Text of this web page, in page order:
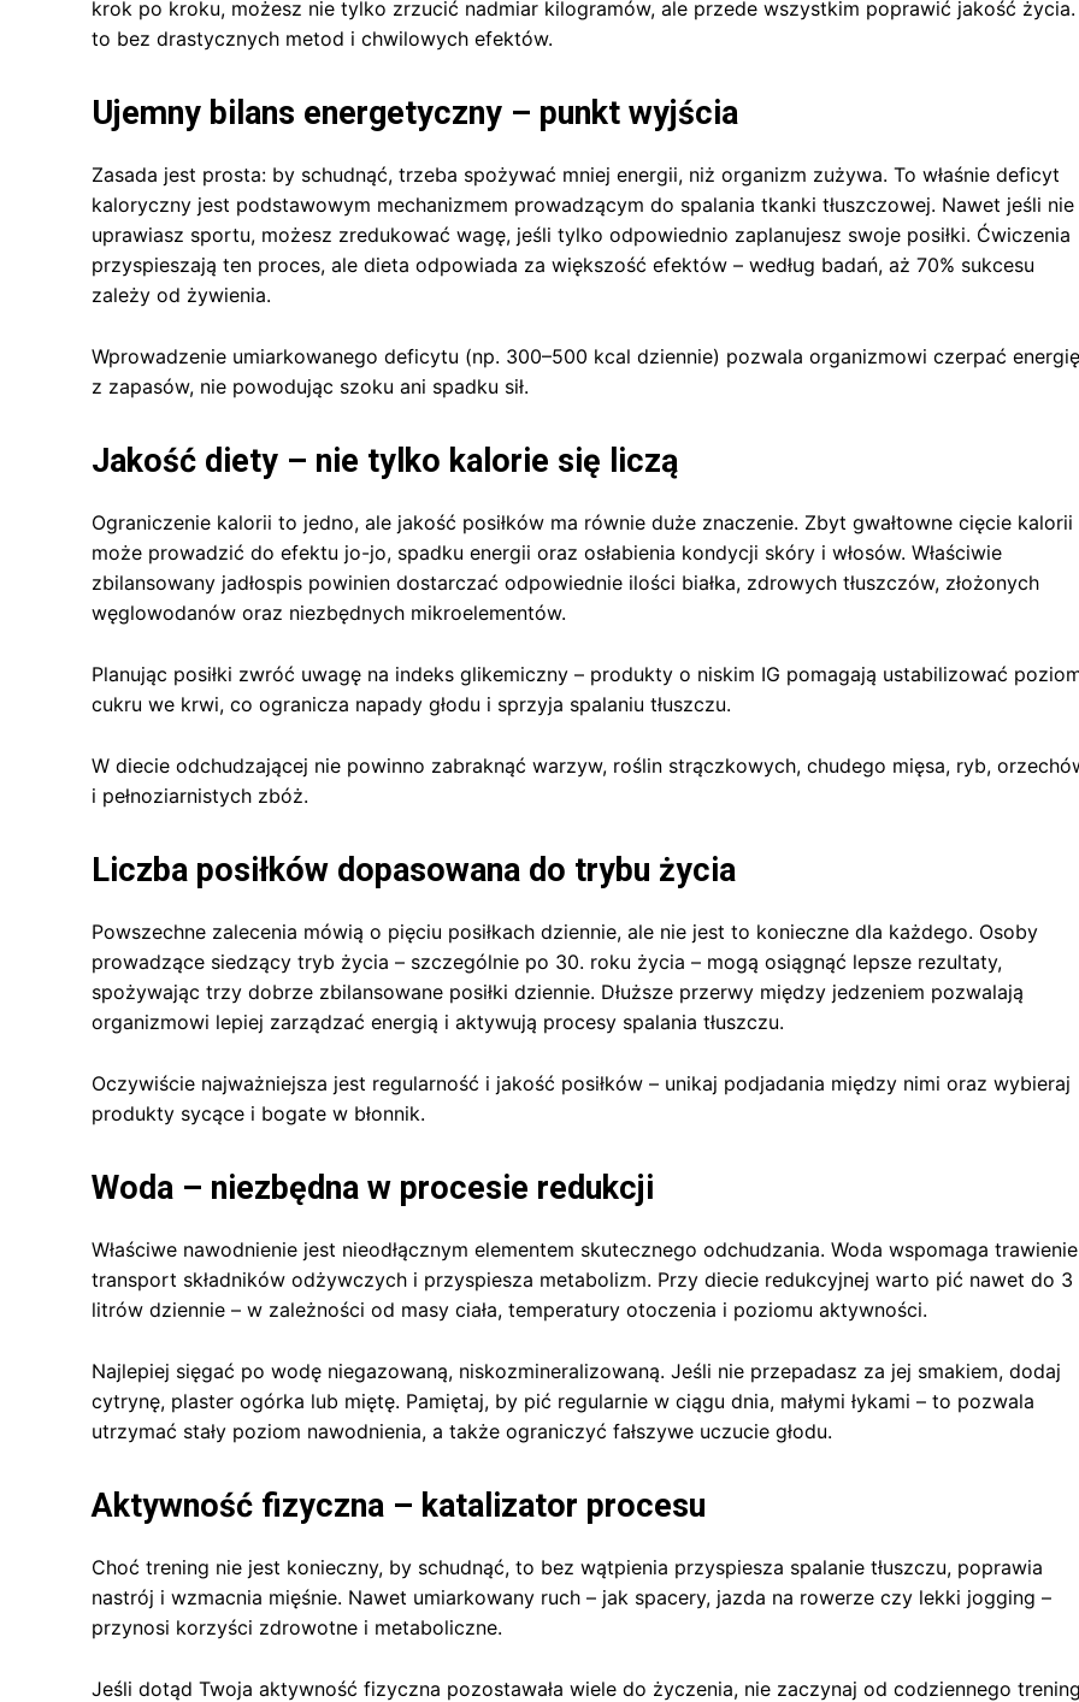
krok po kroku, możesz nie tylko zrzucić nadmiar kilogramów, ale przede wszystkim poprawić jakość życia.
to bez drastycznych metod i chwilowych efektów.
Ujemny bilans energetyczny – punkt wyjścia
Zasada jest prosta: by schudnąć, trzeba spożywać mniej energii, niż organizm zużywa. To właśnie deficyt
kaloryczny jest podstawowym mechanizmem prowadzącym do spalania tkanki tłuszczowej. Nawet jeśli nie
uprawiasz sportu, możesz zredukować wagę, jeśli tylko odpowiednio zaplanujesz swoje posiłki. Ćwiczenia
przyspieszają ten proces, ale dieta odpowiada za większość efektów – według badań, aż 70% sukcesu
zależy od żywienia.
Wprowadzenie umiarkowanego deficytu (np. 300–500 kcal dziennie) pozwala organizmowi czerpać energię
z zapasów, nie powodując szoku ani spadku sił.
Jakość diety – nie tylko kalorie się liczą
Ograniczenie kalorii to jedno, ale jakość posiłków ma równie duże znaczenie. Zbyt gwałtowne cięcie kalorii
może prowadzić do efektu jo-jo, spadku energii oraz osłabienia kondycji skóry i włosów. Właściwie
zbilansowany jadłospis powinien dostarczać odpowiednie ilości białka, zdrowych tłuszczów, złożonych
węglowodanów oraz niezbędnych mikroelementów.
Planując posiłki zwróć uwagę na indeks glikemiczny – produkty o niskim IG pomagają ustabilizować
cukru we krwi, co ogranicza napady głodu i sprzyja spalaniu tłuszczu.
W diecie odchudzającej nie powinno zabraknąć warzyw, roślin strączkowych, chudego mięsa, ryb,
i pełnoziarnistych zbóż.
Liczba posiłków dopasowana do trybu życia
Powszechne zalecenia mówią o pięciu posiłkach dziennie, ale nie jest to konieczne dla każdego. Osoby
prowadzące siedzący tryb życia – szczególnie po 30. roku życia – mogą osiągnąć lepsze rezultaty,
spożywając trzy dobrze zbilansowane posiłki dziennie. Dłuższe przerwy między jedzeniem pozwalają
organizmowi lepiej zarządzać energią i aktywują procesy spalania tłuszczu.
Oczywiście najważniejsza jest regularność i jakość posiłków – unikaj podjadania między nimi oraz wybieraj
produkty sycące i bogate w błonnik.
Woda – niezbędna w procesie redukcji
Właściwe nawodnienie jest nieodłącznym elementem skutecznego odchudzania. Woda wspomaga
transport składników odżywczych i przyspiesza metabolizm. Przy diecie redukcyjnej warto pić nawet do 3
litrów dziennie – w zależności od masy ciała, temperatury otoczenia i poziomu aktywności.
Najlepiej sięgać po wodę niegazowaną, niskozmineralizowaną. Jeśli nie przepadasz za jej smakiem, dodaj
cytrynę, plaster ogórka lub miętę. Pamiętaj, by pić regularnie w ciągu dnia, małymi łykami – to pozwala
utrzymać stały poziom nawodnienia, a także ograniczyć fałszywe uczucie głodu.
Aktywność fizyczna – katalizator procesu
Choć trening nie jest konieczny, by schudnąć, to bez wątpienia przyspiesza spalanie tłuszczu, poprawia
nastrój i wzmacnia mięśnie. Nawet umiarkowany ruch – jak spacery, jazda na rowerze czy lekki jogging –
przynosi korzyści zdrowotne i metaboliczne.
Jeśli dotąd Twoja aktywność fizyczna pozostawała wiele do życzenia, nie zaczynaj od codziennego